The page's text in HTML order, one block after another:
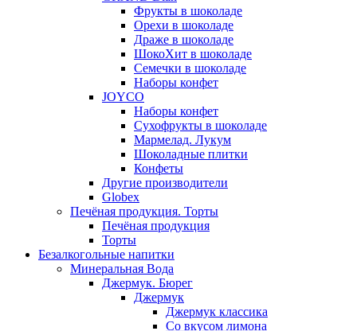
Фрукты в шоколаде
Орехи в шоколаде
Драже в шоколаде
ШокоХит в шоколаде
Семечки в шоколаде
Наборы конфет
JOYCO
Наборы конфет
Сухофрукты в шоколаде
Мармелад. Лукум
Шоколадные плитки
Конфеты
Другие производители
Globex
Печёная продукция. Торты
Печёная продукция
Торты
Безалкогольные напитки
Минеральная Вода
Джермук. Бюрег
Джермук
Джермук классика
Со вкусом лимона